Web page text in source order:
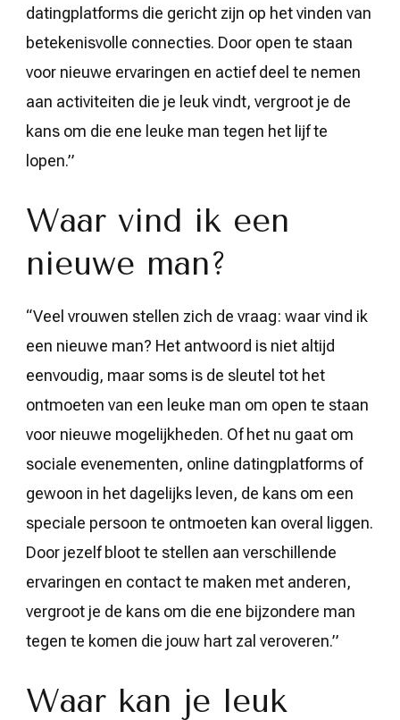
datingplatforms die gericht zijn op het vinden van
betekenisvolle connecties. Door open te staan
voor nieuwe ervaringen en actief deel te nemen
aan activiteiten die je leuk vindt, vergroot je de
kans om die ene leuke man tegen het lijf te
lopen.”
Waar vind ik een
nieuwe man?
“Veel vrouwen stellen zich de vraag: waar vind ik
een nieuwe man? Het antwoord is niet altijd
eenvoudig, maar soms is de sleutel tot het
ontmoeten van een leuke man om open te staan
voor nieuwe mogelijkheden. Of het nu gaat om
sociale evenementen, online datingplatforms of
gewoon in het dagelijks leven, de kans om een
speciale persoon te ontmoeten kan overal liggen.
Door jezelf bloot te stellen aan verschillende
ervaringen en contact te maken met anderen,
vergroot je de kans om die ene bijzondere man
tegen te komen die jouw hart zal veroveren.”
Waar kan je leuk